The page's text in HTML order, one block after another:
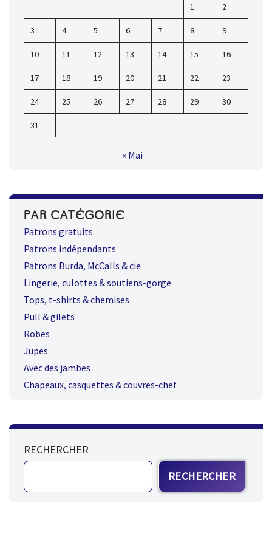
1 2
3 4 5 6 7 8 9
10 11 12 13 14 15 16
17 18 19 20 21 22 23
24 25 26 27 28 29 30
31
« Mai
PAR CATÉGORIE
Patrons gratuits
Patrons indépendants
Patrons Burda, McCalls & cie
Lingerie, culottes & soutiens-gorge
Tops, t-shirts & chemises
Pull & gilets
Robes
Jupes
Avec des jambes
Chapeaux, casquettes & couvres-chef
RECHERCHER
RECHERCHER